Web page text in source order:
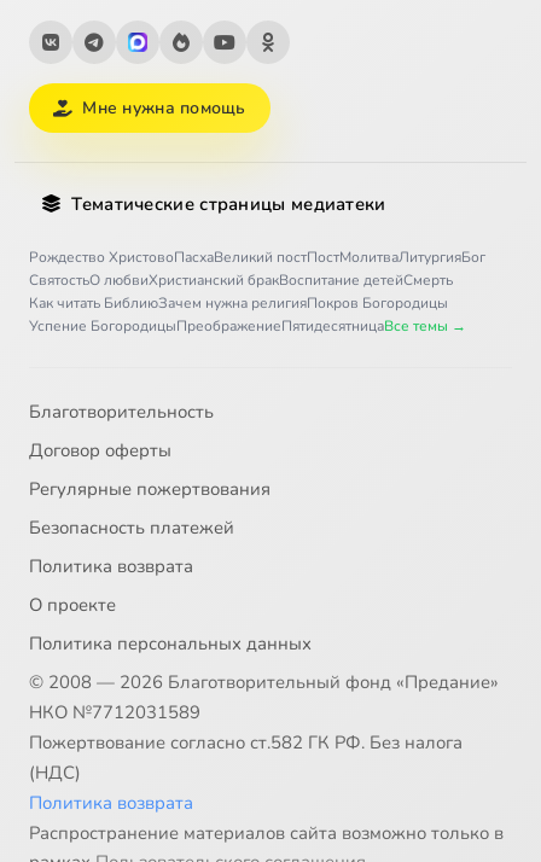
Мне нужна помощь
Тематические страницы медиатеки
Рождество ХристовоПасхаВеликий постПостМолитваЛитургияБог
СвятостьО любвиХристианский бракВоспитание детейСмерть
Как читать БиблиюЗачем нужна религияПокров Богородицы
Успение БогородицыПреображениеПятидесятницаВсе темы →
Благотворительность
Договор оферты
Регулярные пожертвования
Безопасность платежей
Политика возврата
О проекте
Политика персональных данных
© 2008 — 2026 Благотворительный фонд «Предание»
НКО №7712031589
Пожертвование согласно ст.582 ГК РФ. Без налога
(НДС)
Политика возврата
Распространение материалов сайта возможно только в